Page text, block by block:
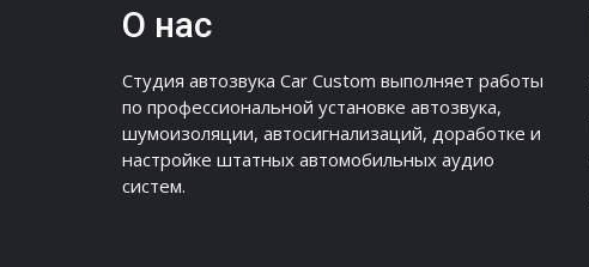
О нас
Студия автозвука Car Custom выполняет работы
по профессиональной установке автозвука,
шумоизоляции, автосигнализаций, доработке и
настройке штатных автомобильных аудио
систем.